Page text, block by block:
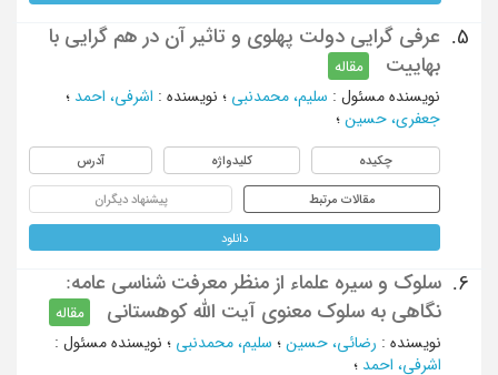
5.
عرفی گرایی دولت پهلوی و تاثیر آن در هم گرایی با
بهاییت
مقاله
نویسنده مسئول : سلیم، محمدنبی ؛ نویسنده : اشرفی، احمد ؛
جعفری، حسین ؛
چکیده کلیدواژه آدرس
مقالات مرتبط پیشنهاد دیگران
دانلود
6.
سلوک و سیره علماء از منظر معرفت شناسی عامه:
نگاهی به سلوک معنوی آیت الله کوهستانی
مقاله
نویسنده : رضائی، حسین ؛ سلیم، محمدنبی ؛ نویسنده مسئول :
اشرفی، احمد ؛